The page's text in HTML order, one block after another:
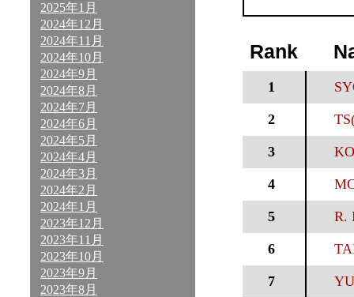
2025年1月
2024年12月
2024年11月
2024年10月
2024年9月
2024年8月
2024年7月
2024年6月
2024年5月
2024年4月
2024年3月
2024年2月
2024年1月
2023年12月
2023年11月
2023年10月
2023年9月
2023年8月
Rank
1
2
3
4
5 R.
6
7